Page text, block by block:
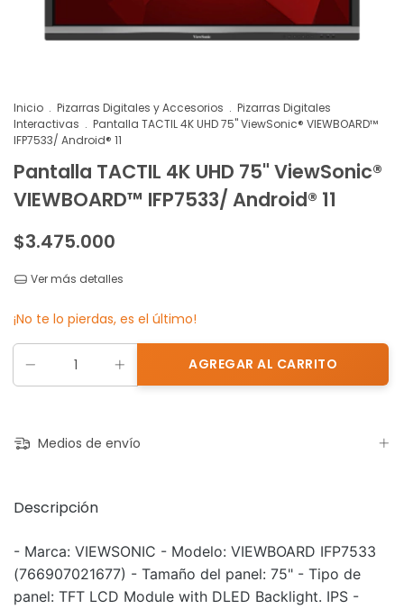
Inicio . Pizarras Digitales y Accesorios . Pizarras Digitales
Interactivas . Pantalla TACTIL 4K UHD 75" ViewSonic® VIEWBOARD™
IFP7533/ Android® 11
Pantalla TACTIL 4K UHD 75" ViewSonic®
VIEWBOARD™ IFP7533/ Android® 11
$3.475.000
Ver más detalles
¡No te lo pierdas, es el último!
Medios de envío
Descripción
- Marca: VIEWSONIC - Modelo: VIEWBOARD IFP7533
(766907021677) - Tamaño del panel: 75" - Tipo de
panel: TFT LCD Module with DLED Backlight. IPS -